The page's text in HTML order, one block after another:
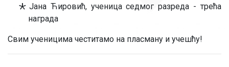
Јана Ћировић, ученица седмог разреда - трећа
награда
Свим ученицима честитамо на пласману и учешћу!